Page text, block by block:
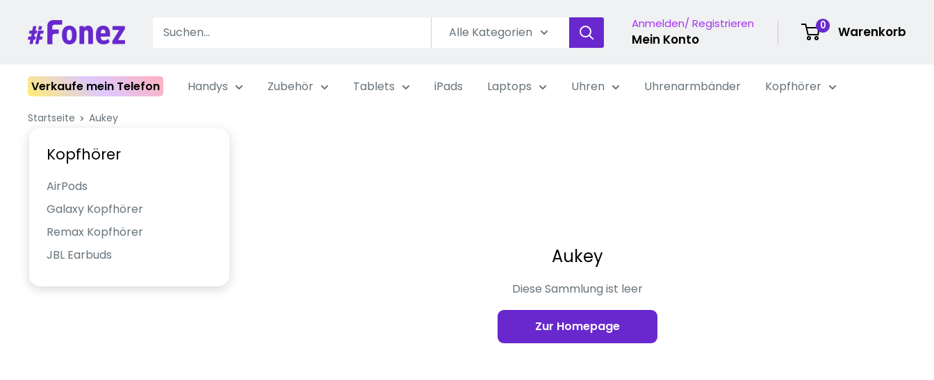
Inhalt
springen
Fonez Alle Kategorien
Anmelden/ Registrieren
Mein Konto
0 Warenkorb
Verkaufe mein Telefon Handys Zubehör Tablets iPads Laptops Uhren Uhrenarmbänder Kopfhörer
Startseite Aukey
Kopfhörer
AirPods
Galaxy Kopfhörer
Remax Kopfhörer
JBL Earbuds
Aukey
Diese Sammlung ist leer
Zur Homepage